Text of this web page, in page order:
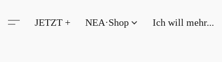
JETZT + NEA·Shop Ich will mehr...